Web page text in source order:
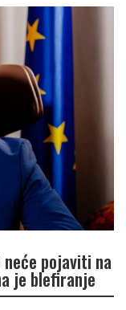
pojaviti na
je blefiranje